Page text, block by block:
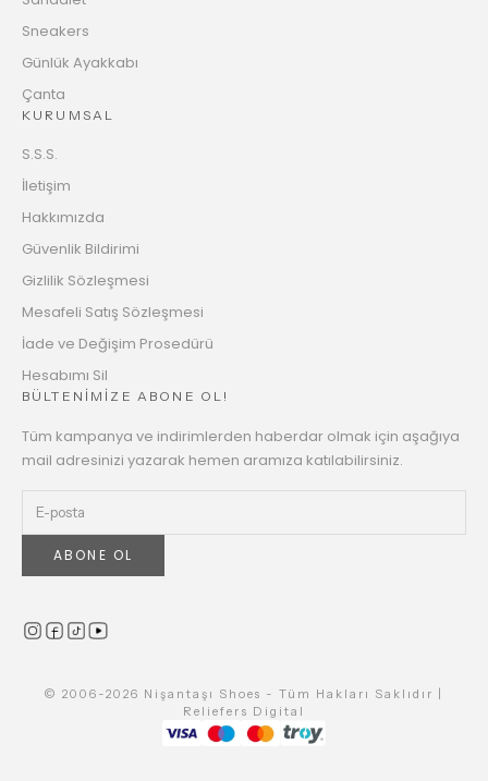
Sneakers
Günlük Ayakkabı
Çanta
KURUMSAL
S.S.S.
İletişim
Hakkımızda
Güvenlik Bildirimi
Gizlilik Sözleşmesi
Mesafeli Satış Sözleşmesi
İade ve Değişim Prosedürü
Hesabımı Sil
BÜLTENİMİZE ABONE OL!
Tüm kampanya ve indirimlerden haberdar olmak için aşağıya
mail adresinizi yazarak hemen aramıza katılabilirsiniz.
ABONE OL
© 2006-2026 Nişantaşı Shoes - Tüm Hakları Saklıdır |
Reliefers Digital